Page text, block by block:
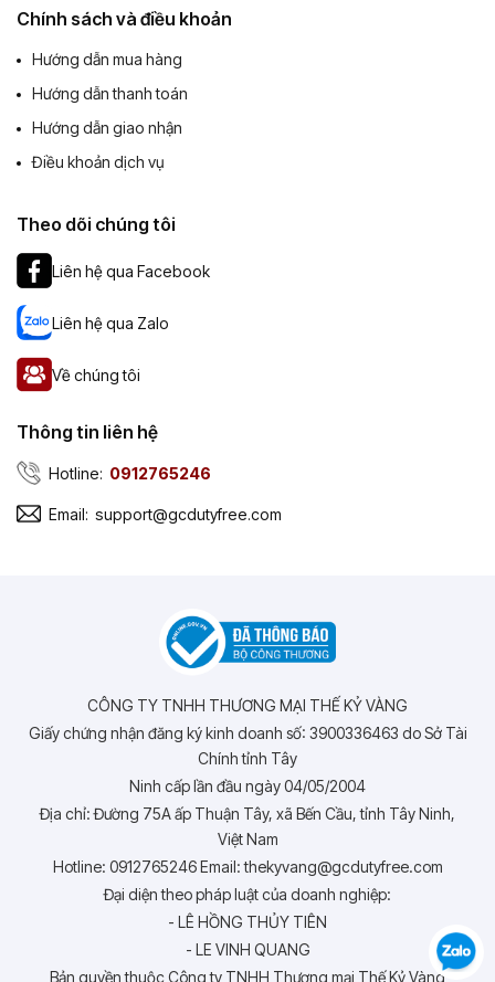
Chính sách và điều khoản
Hướng dẫn mua hàng
Hướng dẫn thanh toán
Hướng dẫn giao nhận
Điều khoản dịch vụ
Theo dõi chúng tôi
Liên hệ qua Facebook
Liên hệ qua Zalo
Về chúng tôi
Thông tin liên hệ
Hotline: 0912765246
Email: support@gcdutyfree.com
CÔNG TY TNHH THƯƠNG MẠI THẾ KỶ VÀNG
Giấy chứng nhận đăng ký kinh doanh số: 3900336463 do Sở Tài
Chính tỉnh Tây
Ninh cấp lần đầu ngày 04/05/2004
Địa chỉ: Đường 75A ấp Thuận Tây, xã Bến Cầu, tỉnh Tây Ninh,
Việt Nam
Hotline: 0912765246 Email: thekyvang@gcdutyfree.com
Đại diện theo pháp luật của doanh nghiệp:
- LÊ HỒNG THỦY TIÊN
- LE VINH QUANG
Bản quyền thuộc Công ty TNHH Thương mại Thế Kỷ Vàng